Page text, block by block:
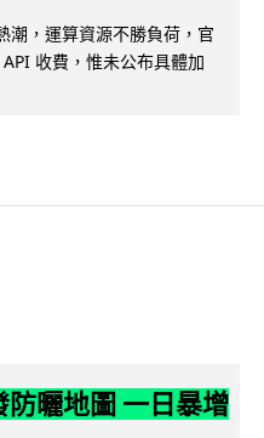
潮，運算資源不勝負荷，官
收費，惟未公布具體加
曬地圖 一日暴增